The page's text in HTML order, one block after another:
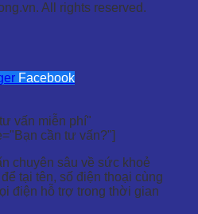
All rights reserved.
Facebook
vấn miễn phí"
cần tư vấn?"]
chuyên sâu về sức khoẻ
tại tên, số điện thoại cùng
điện hỗ trợ trong thời gian